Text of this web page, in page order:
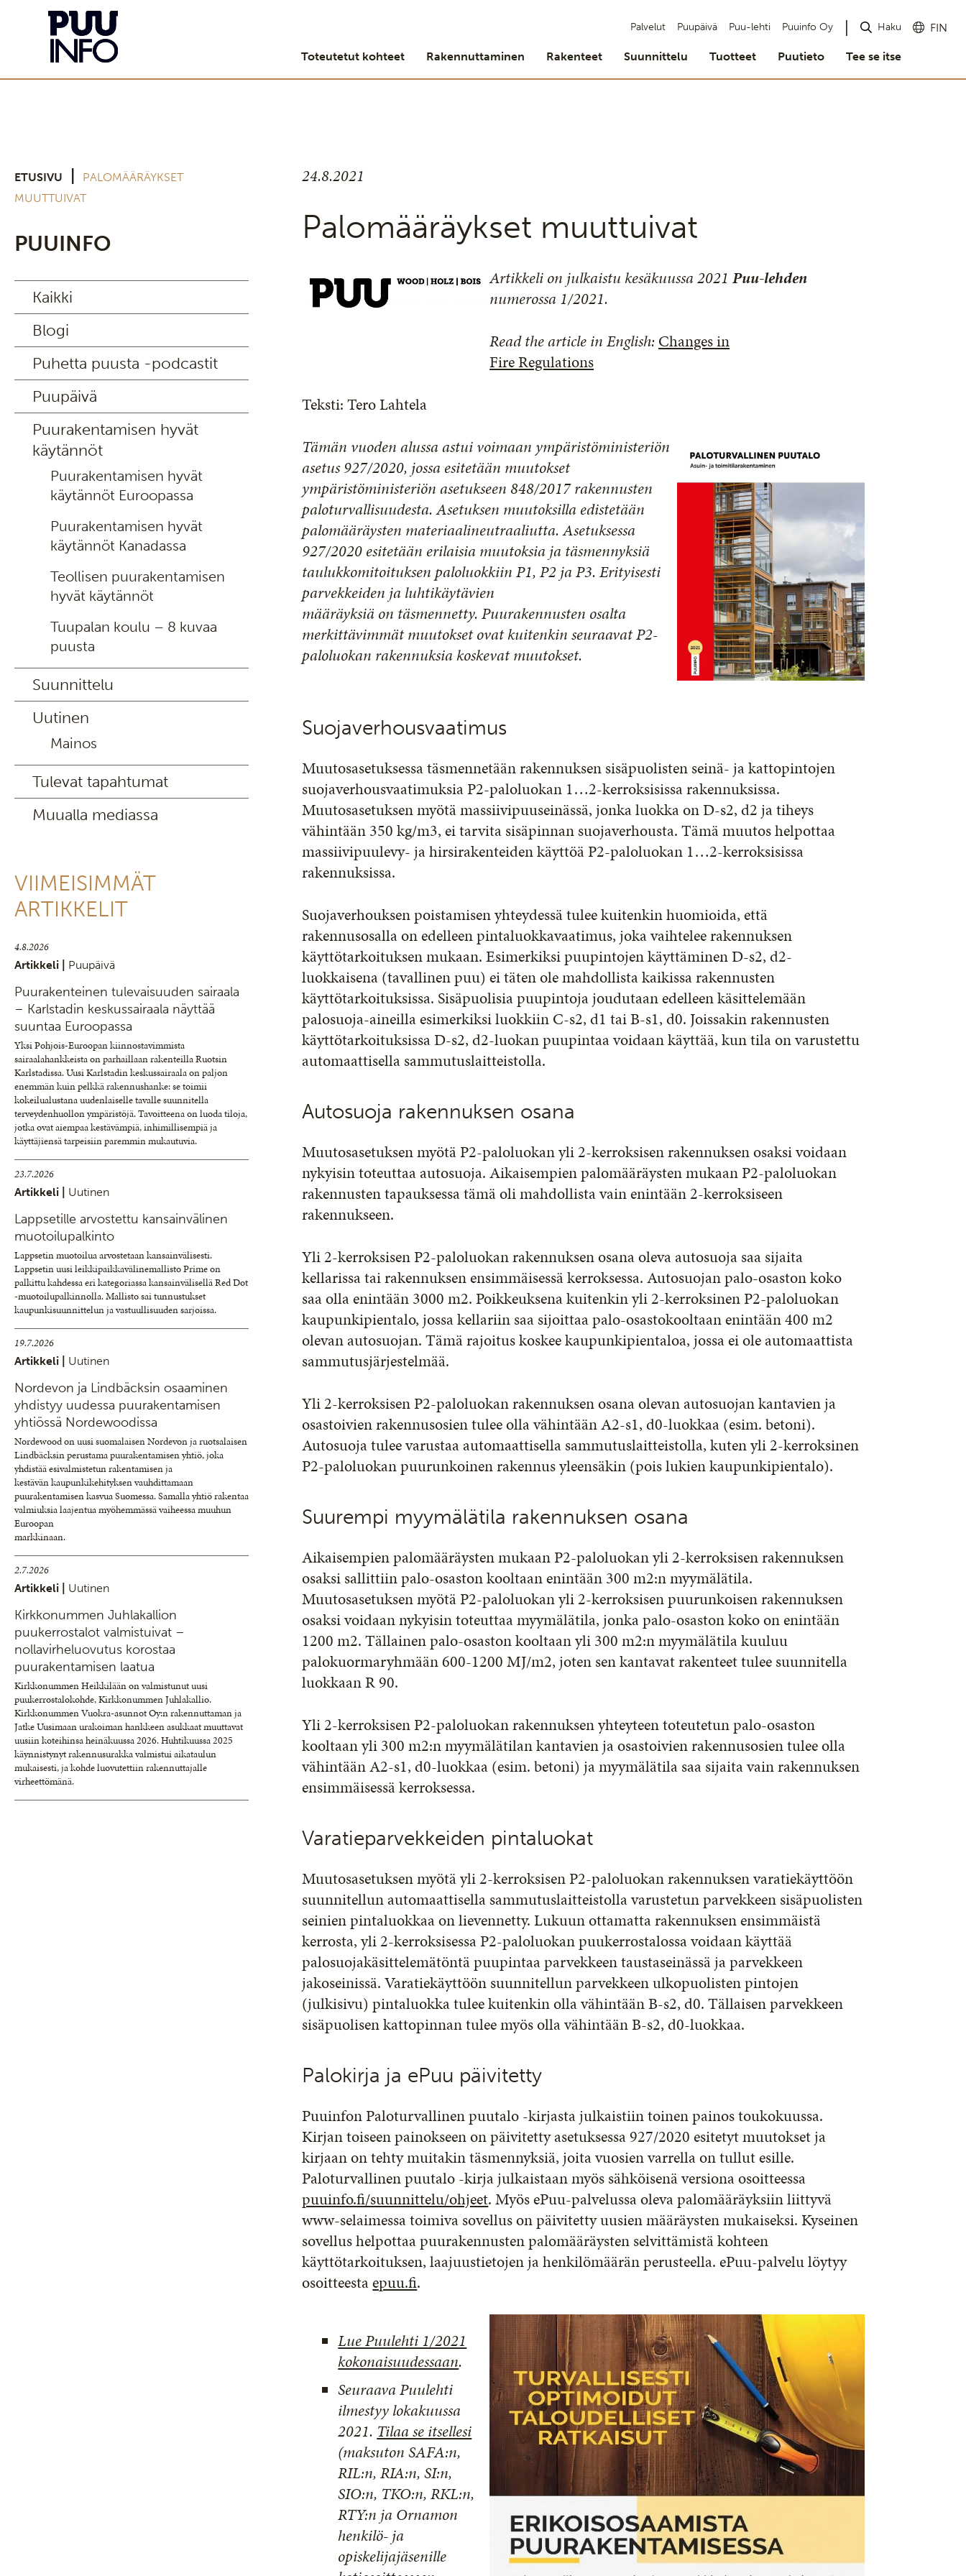
Palvelut Puupäivä Puu-lehti Puuinfo Oy Haku FIN
Toteutetut kohteet Rakennuttaminen Rakenteet Suunnittelu Tuotteet Puutieto Tee se itse
ETUSIVU
PALOMÄÄRÄYKSET
MUUTTUIVAT
PUUINFO
Kaikki
Blogi
Puhetta puusta -podcastit
Puupäivä
Puurakentamisen hyvät
käytännöt
Puurakentamisen hyvät
käytännöt Euroopassa
Puurakentamisen hyvät
käytännöt Kanadassa
Teollisen puurakentamisen
hyvät käytännöt
Tuupalan koulu – 8 kuvaa
puusta
Suunnittelu
Uutinen
Mainos
Tulevat tapahtumat
Muualla mediassa
VIIMEISIMMÄT
ARTIKKELIT
4.8.2026
Artikkeli | Puupäivä
Puurakenteinen tulevaisuuden sairaala
– Karlstadin keskussairaala näyttää
suuntaa Euroopassa
Yksi Pohjois-Euroopan kiinnostavimmista
sairaalahankkeista on parhaillaan rakenteilla Ruotsin
Karlstadissa. Uusi Karlstadin keskussairaala on paljon
enemmän kuin pelkkä rakennushanke: se toimii
kokeilualustana uudenlaiselle tavalle suunnitella
terveydenhuollon ympäristöjä. Tavoitteena on luoda tiloja,
jotka ovat aiempaa kestävämpiä, inhimillisempiä ja
käyttäjiensä tarpeisiin paremmin mukautuvia.
23.7.2026
Artikkeli | Uutinen
Lappsetille arvostettu kansainvälinen
muotoilupalkinto
Lappsetin muotoilua arvostetaan kansainvälisesti.
Lappsetin uusi leikkipaikkavälinemallisto Prime on
palkittu kahdessa eri kategoriassa kansainvälisellä Red Dot
-muotoilupalkinnolla. Mallisto sai tunnustukset
kaupunkisuunnittelun ja vastuullisuuden sarjoissa.
19.7.2026
Artikkeli | Uutinen
Nordevon ja Lindbäcksin osaaminen
yhdistyy uudessa puurakentamisen
yhtiössä Nordewoodissa
Nordewood on uusi suomalaisen Nordevon ja ruotsalaisen
Lindbäcksin perustama puurakentamisen yhtiö, joka
yhdistää esivalmistetun rakentamisen ja
kestävän kaupunkikehityksen vauhdittamaan
puurakentamisen kasvua Suomessa. Samalla yhtiö rakentaa
valmiuksia laajentua myöhemmässä vaiheessa muuhun
Euroopan
markkinaan.
2.7.2026
Artikkeli | Uutinen
Kirkkonummen Juhlakallion
puukerrostalot valmistuivat –
nollavirheluovutus korostaa
puurakentamisen laatua
Kirkkonummen Heikkilään on valmistunut uusi
puukerrostalokohde, Kirkkonummen Juhlakallio.
Kirkkonummen Vuokra-asunnot Oy:n rakennuttaman ja
Jatke Uusimaan urakoiman hankkeen asukkaat muuttavat
uusiin koteihinsa heinäkuussa 2026. Huhtikuussa 2025
käynnistynyt rakennusurakka valmistui aikataulun
mukaisesti, ja kohde luovutettiin rakennuttajalle
virheettömänä.
24.8.2021
Palomääräykset muuttuivat
Artikkeli on julkaistu kesäkuussa 2021Puu-lehden
numerossa 1/2021.
Read the article inEnglish:Changes in
Fire Regulations
Teksti: Tero Lahtela
Tämän vuoden alussa astui voimaan ympäristöministeriön
asetus 927/2020, jossa esitetään muutokset
ympäristöministeriön asetukseen 848/2017 rakennusten
paloturvallisuudesta. Asetuksen muutoksilla edistetään
palomääräysten materiaalineutraaliutta. Asetuksessa
927/2020 esitetään erilaisia muutoksia ja täsmennyksiä
taulukkomitoituksen paloluokkiin P1, P2 ja P3. Erityisesti
parvekkeiden ja luhtikäytävien
määräyksiä on täsmennetty. Puurakennusten osalta
merkittävimmät muutokset ovat kuitenkin seuraavat P2-
paloluokan rakennuksia koskevat muutokset.
Suojaverhousvaatimus
Muutosasetuksessa täsmennetään rakennuksen sisäpuolisten seinä- ja kattopintojen
suojaverhousvaatimuksia P2-paloluokan 1…2-kerroksisissa rakennuksissa.
Muutosasetuksen myötä massiivipuuseinässä, jonka luokka on D-s2, d2 ja tiheys
vähintään 350 kg/m3, ei tarvita sisäpinnan suojaverhousta. Tämä muutos helpottaa
massiivipuulevy- ja hirsirakenteiden käyttöä P2-paloluokan 1…2-kerroksisissa
rakennuksissa.
Suojaverhouksen poistamisen yhteydessä tulee kuitenkin huomioida, että
rakennusosalla on edelleen pintaluokkavaatimus, joka vaihtelee rakennuksen
käyttötarkoituksen mukaan. Esimerkiksi puupintojen käyttäminen D-s2, d2-
luokkaisena (tavallinen puu) ei täten ole mahdollista kaikissa rakennusten
käyttötarkoituksissa. Sisäpuolisia puupintoja joudutaan edelleen käsittelemään
palosuoja-aineilla esimerkiksi luokkiin C-s2, d1 tai B-s1, d0. Joissakin rakennusten
käyttötarkoituksissa D-s2, d2-luokan puupintaa voidaan käyttää, kun tila on varustettu
automaattisella sammutuslaitteistolla.
Autosuoja rakennuksen osana
Muutosasetuksen myötä P2-paloluokan yli 2-kerroksisen rakennuksen osaksi voidaan
nykyisin toteuttaa autosuoja. Aikaisempien palomääräysten mukaan P2-paloluokan
rakennusten tapauksessa tämä oli mahdollista vain enintään 2-kerroksiseen
rakennukseen.
Yli 2-kerroksisen P2-paloluokan rakennuksen osana oleva autosuoja saa sijaita
kellarissa tai rakennuksen ensimmäisessä kerroksessa. Autosuojan palo-osaston koko
saa olla enintään 3000 m2. Poikkeuksena kuitenkin yli 2-kerroksinen P2-paloluokan
kaupunkipientalo, jossa kellariin saa sijoittaa palo-osastokooltaan enintään 400 m2
olevan autosuojan. Tämä rajoitus koskee kaupunkipientaloa, jossa ei ole automaattista
sammutusjärjestelmää.
Yli 2-kerroksisen P2-paloluokan rakennuksen osana olevan autosuojan kantavien ja
osastoivien rakennusosien tulee olla vähintään A2-s1, d0-luokkaa (esim. betoni).
Autosuoja tulee varustaa automaattisella sammutuslaitteistolla, kuten yli 2-kerroksinen
P2-paloluokan puurunkoinen rakennus yleensäkin (pois lukien kaupunkipientalo).
Suurempi myymälätila rakennuksen osana
Aikaisempien palomääräysten mukaan P2-paloluokan yli 2-kerroksisen rakennuksen
osaksi sallittiin palo-osaston kooltaan enintään 300 m2:n myymälätila.
Muutosasetuksen myötä P2-paloluokan yli 2-kerroksisen puurunkoisen rakennuksen
osaksi voidaan nykyisin toteuttaa myymälätila, jonka palo-osaston koko on enintään
1200 m2. Tällainen palo-osaston kooltaan yli 300 m2:n myymälätila kuuluu
palokuormaryhmään 600-1200 MJ/m2, joten sen kantavat rakenteet tulee suunnitella
luokkaan R 90.
Yli 2-kerroksisen P2-paloluokan rakennuksen yhteyteen toteutetun palo-osaston
kooltaan yli 300 m2:n myymälätilan kantavien ja osastoivien rakennusosien tulee olla
vähintään A2-s1, d0-luokkaa (esim. betoni) ja myymälätila saa sijaita vain rakennuksen
ensimmäisessä kerroksessa.
Varatieparvekkeiden pintaluokat
Muutosasetuksen myötä yli 2-kerroksisen P2-paloluokan rakennuksen varatiekäyttöön
suunnitellun automaattisella sammutuslaitteistolla varustetun parvekkeen sisäpuolisten
seinien pintaluokkaa on lievennetty. Lukuun ottamatta rakennuksen ensimmäistä
kerrosta, yli 2-kerroksisessa P2-paloluokan puukerrostalossa voidaan käyttää
palosuojakäsittelemätöntä puupintaa parvekkeen taustaseinässä ja parvekkeen
jakoseinissä. Varatiekäyttöön suunnitellun parvekkeen ulkopuolisten pintojen
(julkisivu) pintaluokka tulee kuitenkin olla vähintään B-s2, d0. Tällaisen parvekkeen
sisäpuolisen kattopinnan tulee myös olla vähintään B-s2, d0-luokkaa.
Palokirja ja ePuu päivitetty
Puuinfon Paloturvallinen puutalo -kirjasta julkaistiin toinen painos toukokuussa.
Kirjan toiseen painokseen on päivitetty asetuksessa 927/2020 esitetyt muutokset ja
kirjaan on tehty muitakin täsmennyksiä, joita vuosien varrella on tullut esille.
Paloturvallinen puutalo -kirja julkaistaan myös sähköisenä versiona osoitteessa
puuinfo.fi/suunnittelu/ohjeet. Myös ePuu-palvelussa oleva palomääräyksiin liittyvä
www-selaimessa toimiva sovellus on päivitetty uusien määräysten mukaiseksi. Kyseinen
sovellus helpottaa puurakennusten palomääräysten selvittämistä kohteen
käyttötarkoituksen, laajuustietojen ja henkilömäärän perusteella. ePuu-palvelu löytyy
osoitteestaepuu.fi.
Lue Puulehti 1/2021
kokonaisuudessaan.
Seuraava Puulehti
ilmestyy lokakuussa
2021. Tilaa se itsellesi
(maksuton SAFA:n,
RIL:n, RIA:n, SI:n,
SIO:n, TKO:n, RKL:n,
RTY:n ja Ornamon
henkilö- ja
opiskelijajäsenille